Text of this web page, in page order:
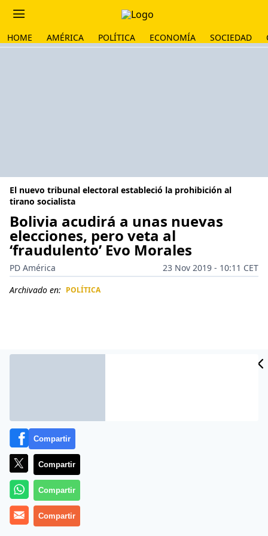
HOME AMÉRICA POLÍTICA ECONOMÍA SOCIEDAD
El nuevo tribunal electoral estableció la prohibición al
tirano socialista
Bolivia acudirá a unas nuevas
elecciones, pero veta al
‘fraudulento’ Evo Morales
PD América
23 Nov 2019 - 10:11 CET
Archivado en: POLÍTICA
Más información
Compartir
Compartir
Compartir
Compartir